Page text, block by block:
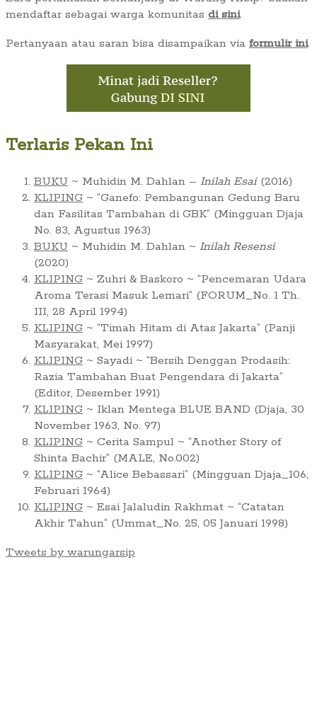
mendaftar sebagai warga komunitas di sini.
Pertanyaan atau saran bisa disampaikan via formulir ini.
Terlaris Pekan Ini
BUKU ~ Muhidin M. Dahlan – Inilah Esai(2016)
KLIPING ~ “Ganefo: Pembangunan Gedung Baru
dan Fasilitas Tambahan di GBK” (Mingguan Djaja
No. 83, Agustus 1963)
BUKU ~ Muhidin M. Dahlan ~ Inilah Resensi
(2020)
KLIPING ~ Zuhri & Baskoro ~ “Pencemaran Udara
Aroma Terasi Masuk Lemari” (FORUM_No. 1 Th.
III, 28 April 1994)
KLIPING ~ “Timah Hitam di Atas Jakarta” (Panji
Masyarakat, Mei 1997)
KLIPING ~ Sayadi ~ “Bersih Denggan Prodasih:
Razia Tambahan Buat Pengendara di Jakarta”
(Editor, Desember 1991)
KLIPING ~ Iklan Mentega BLUE BAND (Djaja, 30
November 1963, No. 97)
KLIPING ~ Cerita Sampul ~ “Another Story of
Shinta Bachir” (MALE, No.002)
KLIPING ~ “Alice Bebassari” (Mingguan Djaja_106,
Februari 1964)
KLIPING ~ Esai Jalaludin Rakhmat ~ “Catatan
Akhir Tahun” (Ummat_No. 25, 05 Januari 1998)
Tweets by warungarsip